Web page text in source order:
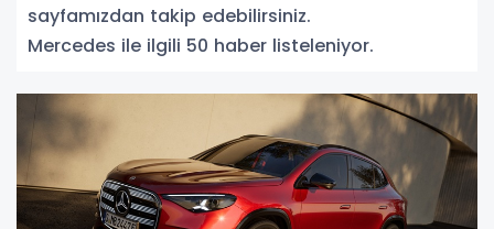
sayfamızdan takip edebilirsiniz.
Mercedes ile ilgili 50 haber listeleniyor.